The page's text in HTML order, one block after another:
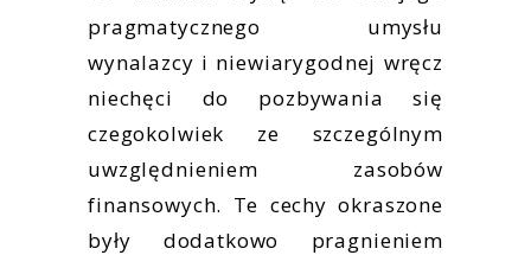
pragmatycznego umysłu
wynalazcy i niewiarygodnej wręcz
niechęci do pozbywania się
czegokolwiek ze szczególnym
uwzględnieniem zasobów
finansowych. Te cechy okraszone
były dodatkowo pragnieniem